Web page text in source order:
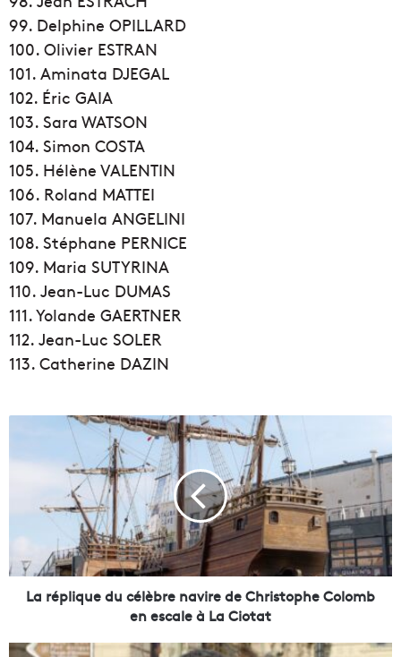
99. Delphine OPILLARD
100. Olivier ESTRAN
101. Aminata DJEGAL
102. Éric GAIA
103. Sara WATSON
104. Simon COSTA
105. Hélène VALENTIN
106. Roland MATTEI
107. Manuela ANGELINI
108. Stéphane PERNICE
109. Maria SUTYRINA
110. Jean-Luc DUMAS
111. Yolande GAERTNER
112. Jean-Luc SOLER
113. Catherine DAZIN
r
u
c
La réplique du célèbre navire de Christophe Colomb
en escale à La Ciotat
M